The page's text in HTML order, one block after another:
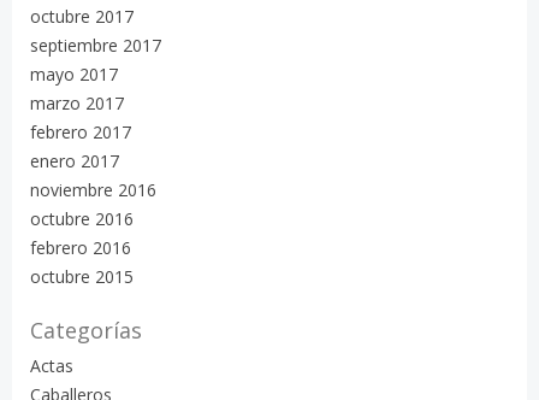
octubre 2017
septiembre 2017
mayo 2017
marzo 2017
febrero 2017
enero 2017
noviembre 2016
octubre 2016
febrero 2016
octubre 2015
Categorías
Actas
Caballeros